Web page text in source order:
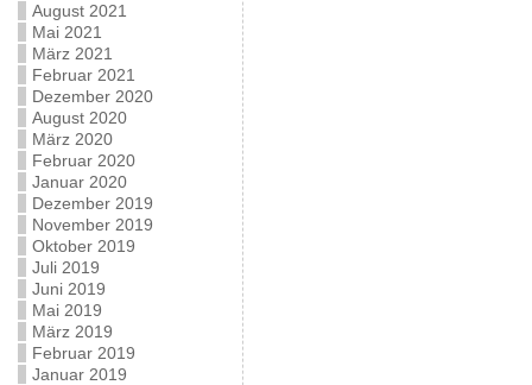
August 2021
Mai 2021
März 2021
Februar 2021
Dezember 2020
August 2020
März 2020
Februar 2020
Januar 2020
Dezember 2019
November 2019
Oktober 2019
Juli 2019
Juni 2019
Mai 2019
März 2019
Februar 2019
Januar 2019